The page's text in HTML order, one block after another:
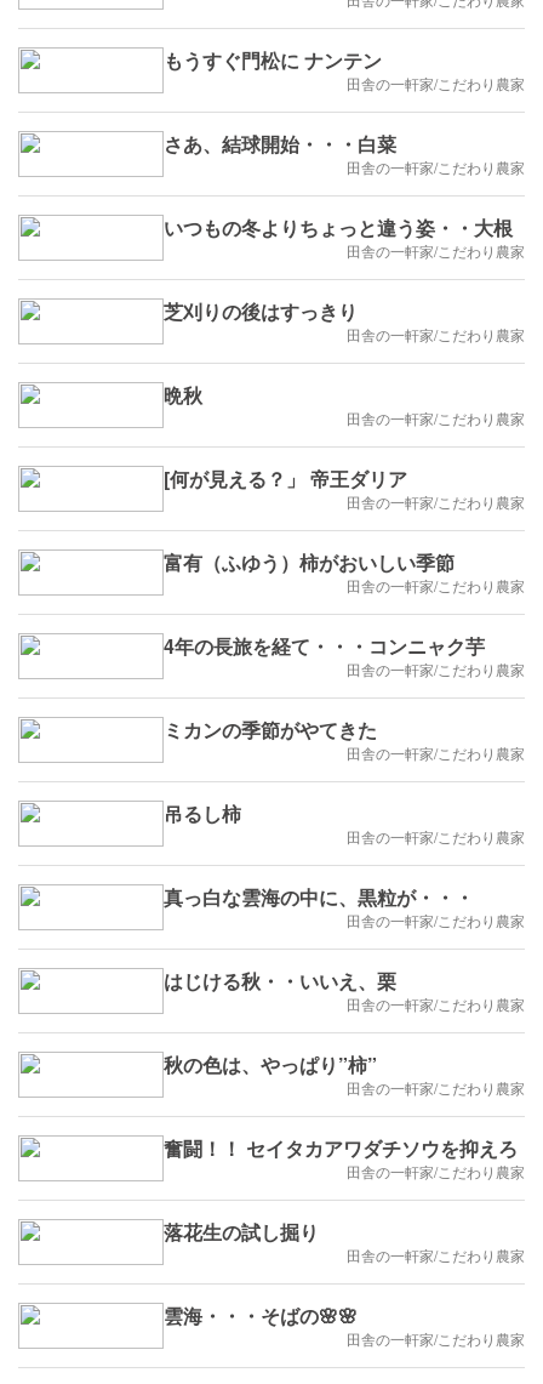
もうすぐ門松に ナンテン
田舎の一軒家/こだわり農家
さあ、結球開始・・・白菜
田舎の一軒家/こだわり農家
いつもの冬よりちょっと違う姿・・大根
田舎の一軒家/こだわり農家
芝刈りの後はすっきり
田舎の一軒家/こだわり農家
晩秋
田舎の一軒家/こだわり農家
[何が見える？」 帝王ダリア
田舎の一軒家/こだわり農家
富有（ふゆう）柿がおいしい季節
田舎の一軒家/こだわり農家
4年の長旅を経て・・・コンニャク芋
田舎の一軒家/こだわり農家
ミカンの季節がやてきた
田舎の一軒家/こだわり農家
吊るし柿
田舎の一軒家/こだわり農家
真っ白な雲海の中に、黒粒が・・・
田舎の一軒家/こだわり農家
はじける秋・・いいえ、栗
田舎の一軒家/こだわり農家
秋の色は、やっぱり”柿”
田舎の一軒家/こだわり農家
奮闘！！ セイタカアワダチソウを抑えろ
田舎の一軒家/こだわり農家
落花生の試し掘り
田舎の一軒家/こだわり農家
雲海・・・そばの🌸🌸
田舎の一軒家/こだわり農家